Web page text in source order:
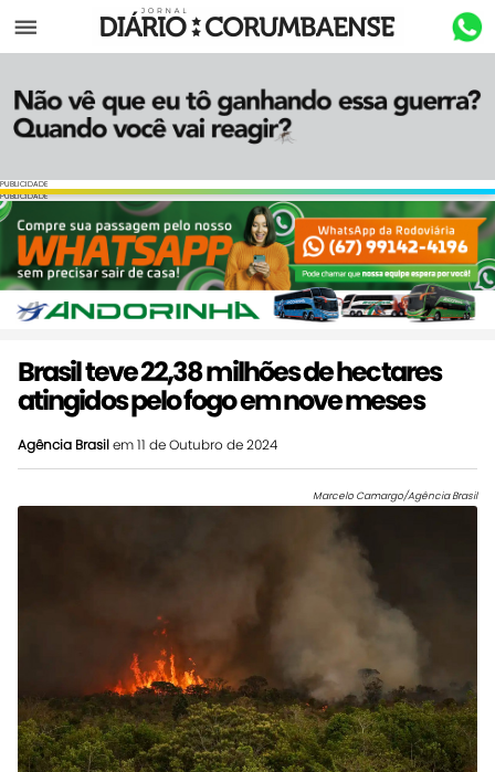
Menu
PUBLICIDADE
PUBLICIDADE
Brasil teve 22,38 milhões de hectares
atingidos pelo fogo em nove meses
Agência Brasilem 11 de Outubro de 2024
Marcelo Camargo/Agência Brasil